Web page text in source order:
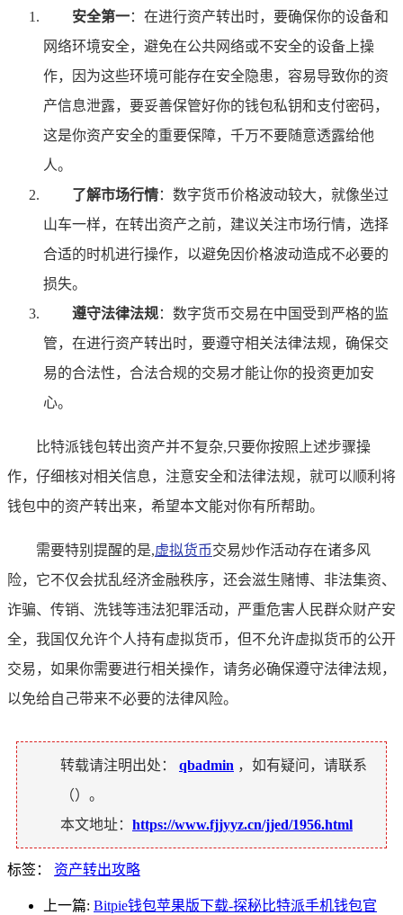
安全第一：在进行资产转出时，要确保你的设备和
网络环境安全，避免在公共网络或不安全的设备上操
作，因为这些环境可能存在安全隐患，容易导致你的资
产信息泄露，要妥善保管好你的钱包私钥和支付密码，
这是你资产安全的重要保障，千万不要随意透露给他
人。
了解市场行情：数字货币价格波动较大，就像坐过
山车一样，在转出资产之前，建议关注市场行情，选择
合适的时机进行操作，以避免因价格波动造成不必要的
损失。
遵守法律法规：数字货币交易在中国受到严格的监
管，在进行资产转出时，要遵守相关法律法规，确保交
易的合法性，合法合规的交易才能让你的投资更加安
心。
比特派钱包转出资产并不复杂,只要你按照上述步骤操
作，仔细核对相关信息，注意安全和法律法规，就可以顺利将
钱包中的资产转出来，希望本文能对你有所帮助。
需要特别提醒的是,虚拟货币交易炒作活动存在诸多风
险，它不仅会扰乱经济金融秩序，还会滋生赌博、非法集资、
诈骗、传销、洗钱等违法犯罪活动，严重危害人民群众财产安
全，我国仅允许个人持有虚拟货币，但不允许虚拟货币的公开
交易，如果你需要进行相关操作，请务必确保遵守法律法规，
以免给自己带来不必要的法律风险。
转载请注明出处： qbadmin ，如有疑问，请联系
（）。
本文地址： https://www.fjjyyz.cn/jjed/1956.html
标签： 资产转出攻略
上一篇: Bitpie钱包苹果版下载-探秘比特派手机钱包官